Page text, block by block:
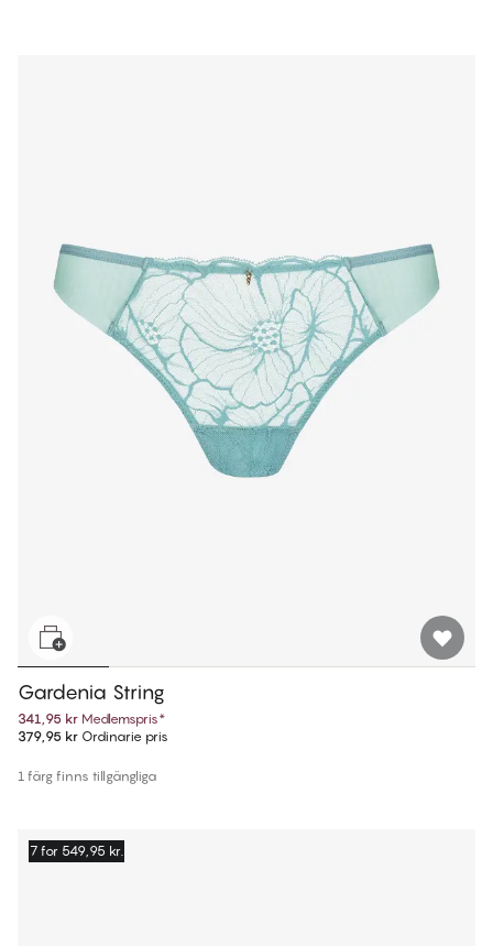
Gardenia String
341,95 kr Medlemspris*
379,95 kr Ordinarie pris
1 färg finns tillgängliga
7 for 549,95 kr.